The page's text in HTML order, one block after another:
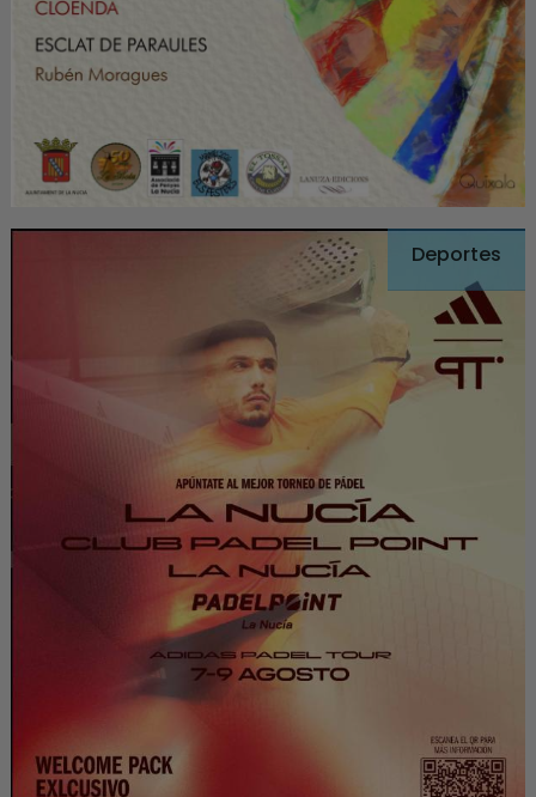
Deportes